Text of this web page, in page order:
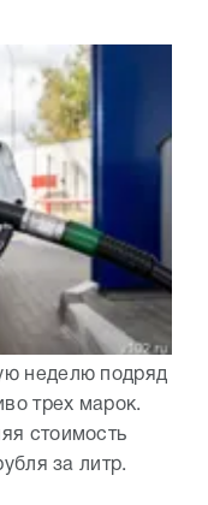
неделю подряд
трех марок.
стоимость
за литр.